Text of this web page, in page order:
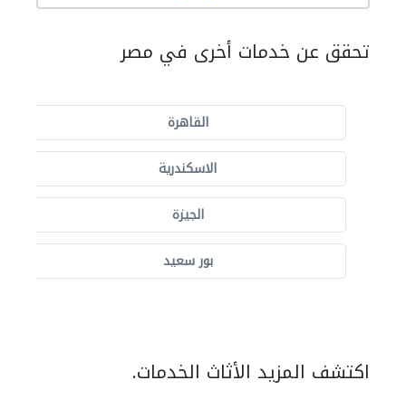
تحقق عن خدمات أخرى في مصر
القاهرة
الاسكندرية
الجيزة
بور سعيد
اكتشف المزيد الأثاث الخدمات.